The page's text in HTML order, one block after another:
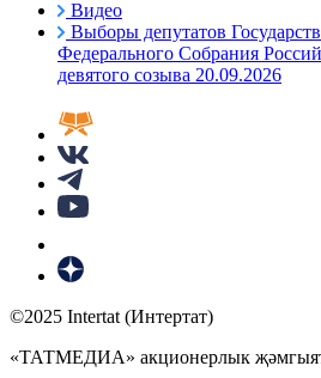
Видео
Выборы депутатов
Федерального Собрания
девятого созыва 20.09.2026
©2025 Intertat (Интертат)
«ТАТМЕДИА» акционерлык